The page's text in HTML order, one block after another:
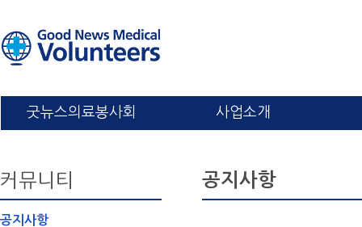
굿뉴스의료봉사회 사업소개
커뮤니티
공지사항
공지사항